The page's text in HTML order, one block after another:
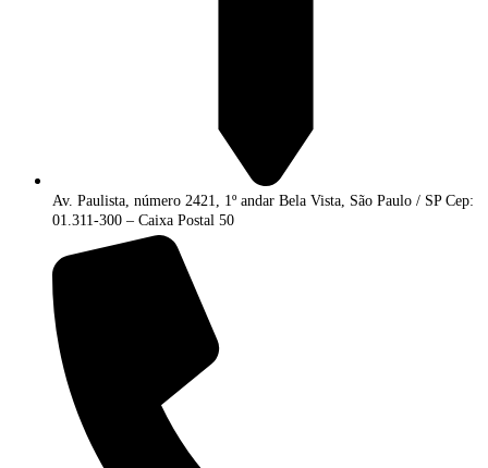
Av. Paulista, número 2421, 1º andar Bela Vista, São Paulo / SP Cep:
01.311-300 – Caixa Postal 50